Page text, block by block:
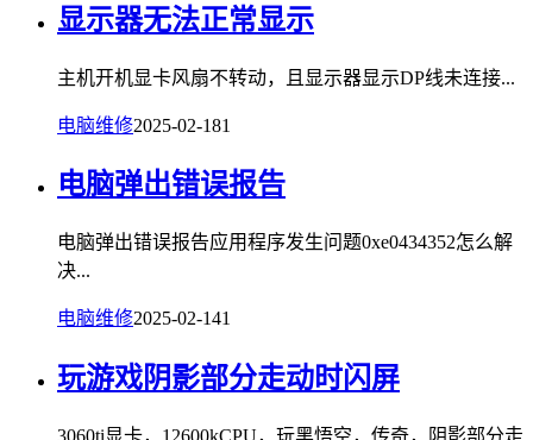
显示器无法正常显示
主机开机显卡风扇不转动，且显示器显示DP线未连接...
电脑维修2025-02-181
电脑弹出错误报告
电脑弹出错误报告应用程序发生问题0xe0434352怎么解
决...
电脑维修2025-02-141
玩游戏阴影部分走动时闪屏